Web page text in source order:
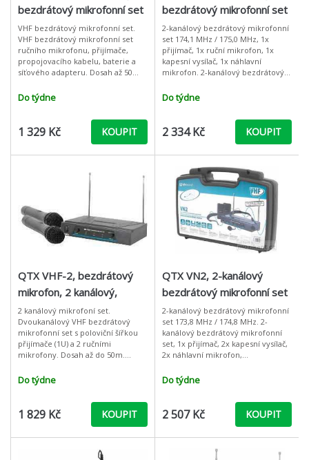
bezdrátový mikrofonní set
174.5 MHz
VHF bezdrátový mikrofonní set.
VHF bezdrátový mikrofonní set
ručního mikrofonu, přijímače,
propojovacího kabelu, baterie a
síťového adapteru. Dosah až 50
MHz. Regulace hlasitosti a indika
Do týdne
1 329 Kč KOUPIT
bezdrátový mikrofonní set
174,1 MHz / 175,0 MHz
2-kanálový bezdrátový mikrofonní
set 174,1 MHz / 175,0 MHz, 1x
přijímač, 1x ruční mikrofon, 1x
kapesní vysílač, 1x náhlavní
mikrofon. 2-kanálový bezdrátový
ruční mikrofon, 1x kapesní vysíl
Do týdne
2 334 Kč KOUPIT
QTX VHF-2, bezdrátový
mikrofon, 2 kanálový,
173,8 + 174,8 MHz
2 kanálový mikrofoní set.
Dvoukanálový VHF bezdrátový
mikrofonní set s poloviční šířkou
přijímače (1U) a 2 ručními
mikrofony. Dosah až do 50m.
propojovacího kabelu jack 6,3mm
– jack 6,3mm.: Nap
Do týdne
1 829 Kč KOUPIT
QTX VN2, 2-kanálový
bezdrátový mikrofonní set
173,8 MHz / 174,8 MHz
2-kanálový bezdrátový mikrofonní
set 173,8 MHz / 174,8 MHz. 2-
kanálový bezdrátový mikrofonní
set, 1x přijímač, 2x kapesní vysílač,
2x náhlavní mikrofon,
frekvence 173,8 MHz a 174,8 MHz,
snadná ins
Do týdne
2 507 Kč KOUPIT